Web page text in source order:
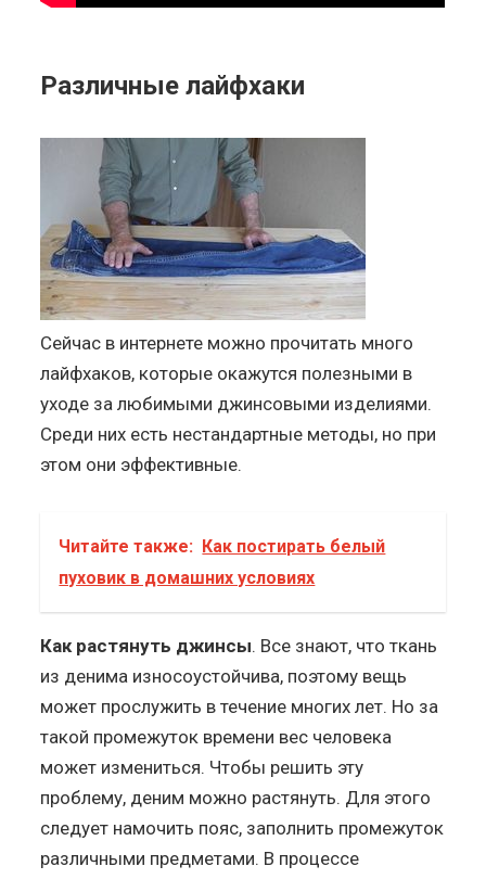
Различные лайфхаки
Сейчас в интернете можно прочитать много
лайфхаков, которые окажутся полезными в
уходе за любимыми джинсовыми изделиями.
Среди них есть нестандартные методы, но при
этом они эффективные.
Читайте также: Как постирать белый
пуховик в домашних условиях
Как растянуть джинсы. Все знают, что ткань
из денима износоустойчива, поэтому вещь
может прослужить в течение многих лет. Но за
такой промежуток времени вес человека
может измениться. Чтобы решить эту
проблему, деним можно растянуть. Для этого
следует намочить пояс, заполнить промежуток
различными предметами. В процессе